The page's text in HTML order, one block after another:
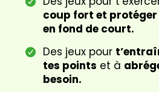
coup fort et
en fond de court.
Des jeux pour
tes points et à
besoin.